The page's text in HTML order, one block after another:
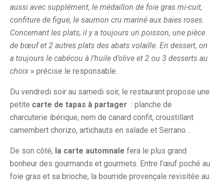
aussi avec supplément, le médaillon de foie gras mi-cuit,
confiture de figue, le saumon cru mariné aux baies roses.
Concernant les plats, il y a toujours un poisson, une pièce
de bœuf et 2 autres plats des abats volaille. En dessert, on
a toujours le cabécou à l’huile d’olive et 2 ou 3 desserts au
choix » précise le responsable.
Du vendredi soir au samedi soir, le restaurant propose une
petite carte de tapas à partager : planche de
charcuterie ibérique, nem de canard confit, croustillant
camembert chorizo, artichauts en salade et Serrano…
De son côté, la carte automnale fera le plus grand
bonheur des gourmands et gourmets. Entre l’œuf poché au
foie gras et sa brioche, la bourride provençale revisitée au